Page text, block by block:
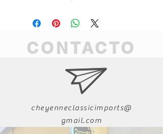
CONTACTO
cheyenneclassicimports@
gmail.com